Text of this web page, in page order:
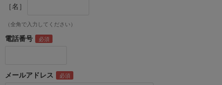
［名］
（全角で入力してください）
電話番号
メールアドレス